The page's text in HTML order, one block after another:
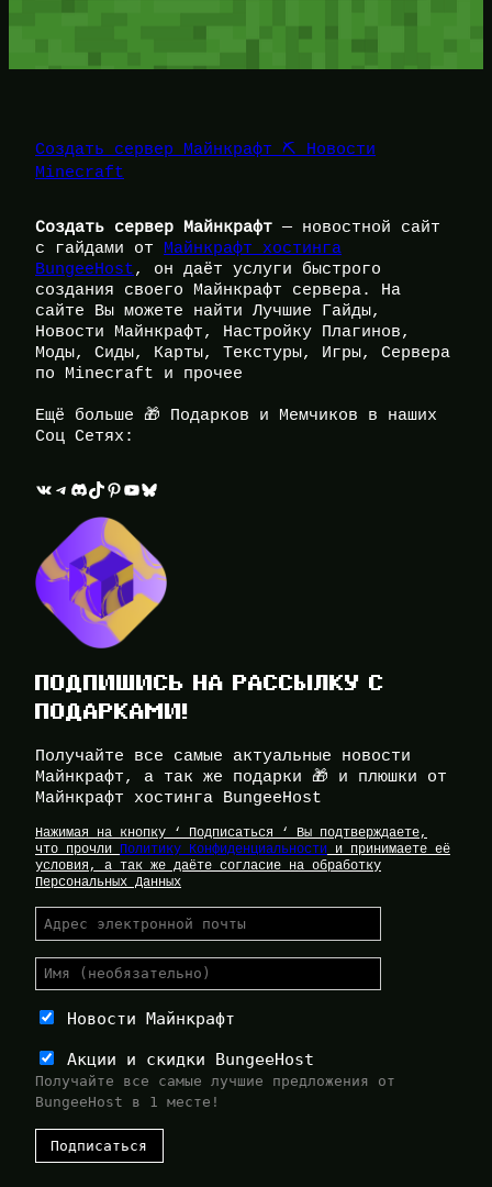
Создать сервер Майнкрафт ⛏️ Новости
Minecraft
Создать сервер Майнкрафт — новостной сайт
с гайдами от
Майнкрафт хостинга
BungeeHost, он даёт услуги быстрого
создания своего Майнкрафт сервера. На
сайте Вы можете найти Лучшие Гайды,
Новости Майнкрафт, Настройку Плагинов,
Моды, Сиды, Карты, Текстуры, Игры, Сервера
по Minecraft и прочее
Ещё больше 🎁 Подарков и Мемчиков в наших
Соц Сетях:
ВКонтакте Telegram Discord TikTok Pinterest YouTube Bluesky
ПОДПИШИСЬ НА РАССЫЛКУ С
ПОДАРКАМИ!
Получайте все самые актуальные новости
Майнкрафт, а так же подарки 🎁 и плюшки от
Майнкрафт хостинга BungeeHost
Нажимая на кнопку ‘ Подписаться ‘ Вы подтверждаете,
что прочли Политику Конфиденциальности и принимаете её
условия, а так же даёте согласие на обработку
Персональных Данных
Новости Майнкрафт
Акции и скидки BungeeHost
Получайте все самые лучшие предложения от
BungeeHost в 1 месте!